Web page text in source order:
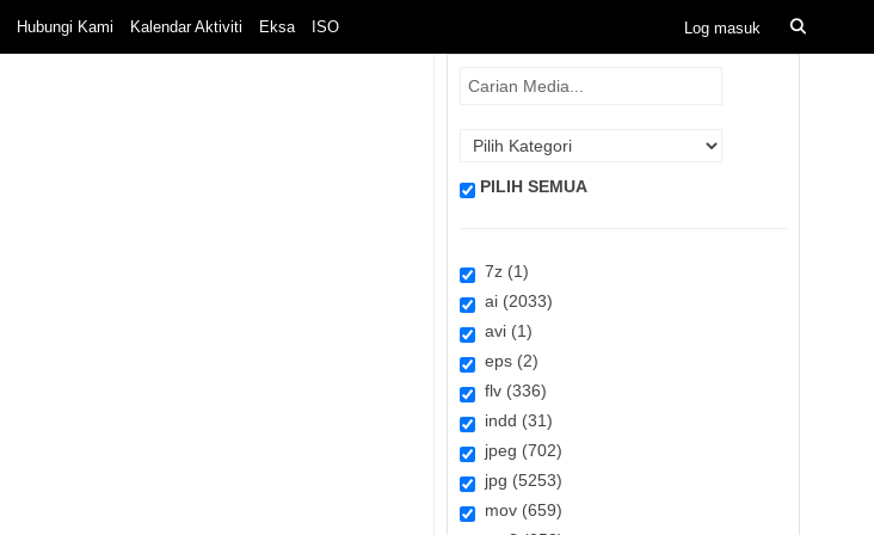
Hubungi Kami Kalendar Aktiviti Eksa ISO
PILIH SEMUA
7z (1)
ai (2033)
avi (1)
eps (2)
flv (336)
indd (31)
jpeg (702)
jpg (5253)
mov (659)